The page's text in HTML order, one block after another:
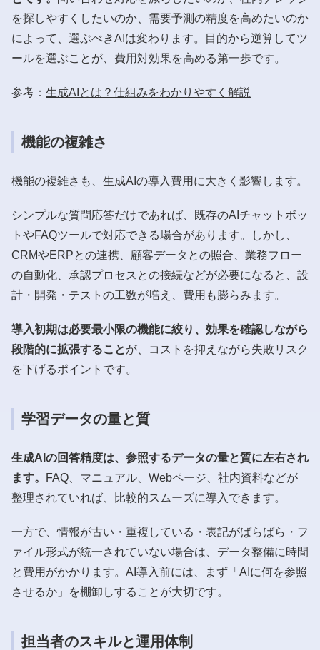
を探しやすくしたいのか、需要予測の精度を高めたいのか
によって、選ぶべきAIは変わります。目的から逆算してツ
ールを選ぶことが、費用対効果を高める第一歩です。
参考： 生成AIとは？仕組みをわかりやすく解説
機能の複雑さ
機能の複雑さも、生成AIの導入費用に大きく影響します。
シンプルな質問応答だけであれば、既存のAIチャットボッ
トやFAQツールで対応できる場合があります。しかし、
CRMやERPとの連携、顧客データとの照合、業務フロー
の自動化、承認プロセスとの接続などが必要になると、設
計・開発・テストの工数が増え、費用も膨らみます。
導入初期は必要最小限の機能に絞り、効果を確認しながら
段階的に拡張することが、コストを抑えながら失敗リスク
を下げるポイントです。
学習データの量と質
生成AIの回答精度は、参照するデータの量と質に左右され
ます。
FAQ、マニュアル、Webページ、社内資料などが
整理されていれば、比較的スムーズに導入できます。
一方で、情報が古い・重複している・表記がばらばら・フ
ァイル形式が統一されていない場合は、データ整備に時間
と費用がかかります。AI導入前には、まず「AIに何を参照
させるか」を棚卸しすることが大切です。
担当者のスキルと運用体制